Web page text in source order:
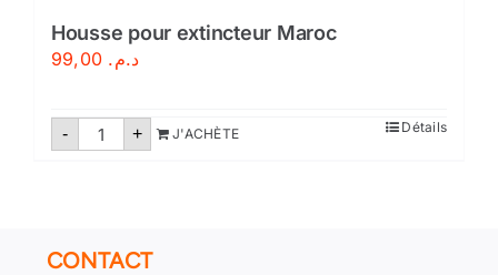
Housse pour extincteur Maroc
د.م.
- quantité
+ J'ACHÈTE Détails
CONTACT